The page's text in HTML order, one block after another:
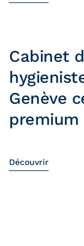
Cabinet
Genève
premium
Découvrir